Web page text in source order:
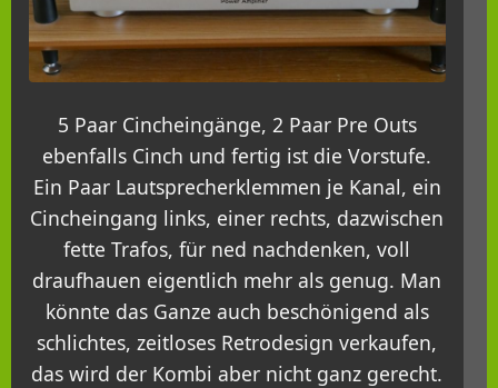
5 Paar Cincheingänge, 2 Paar Pre Outs
ebenfalls Cinch und fertig ist die Vorstufe.
Ein Paar Lautsprecherklemmen je Kanal, ein
Cincheingang links, einer rechts, dazwischen
fette Trafos, für ned nachdenken, voll
draufhauen eigentlich mehr als genug. Man
könnte das Ganze auch beschönigend als
schlichtes, zeitloses Retrodesign verkaufen,
das wird der Kombi aber nicht ganz gerecht.